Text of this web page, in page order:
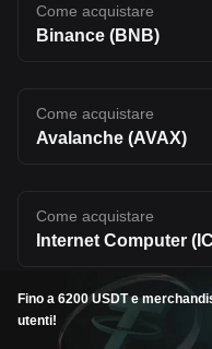
Come acquistare
Binance (BNB)
Come acquistare
Avalanche (AVAX)
Come acquistare
Internet Computer
Come acquistare
Tether (USDT)
Fino a 6200 USDT e
utenti!